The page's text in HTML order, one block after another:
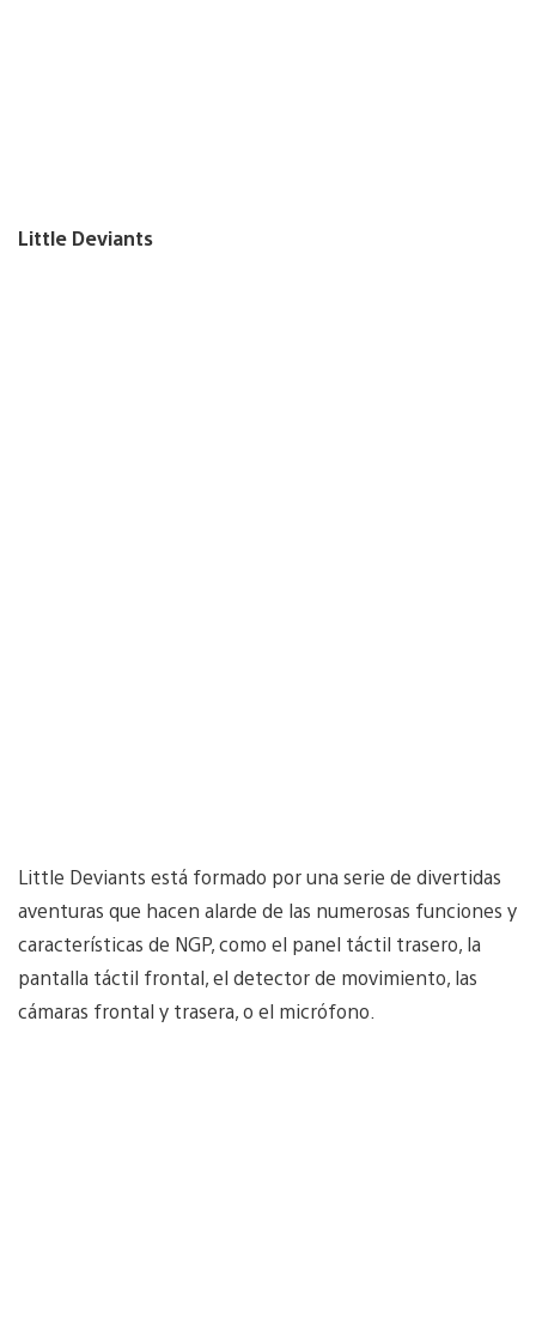
Little Deviants
Little Deviants está formado por una serie de divertidas
aventuras que hacen alarde de las numerosas funciones y
características de NGP, como el panel táctil trasero, la
pantalla táctil frontal, el detector de movimiento, las
cámaras frontal y trasera, o el micrófono.